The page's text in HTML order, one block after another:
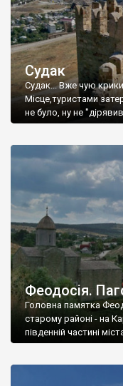
Судак
Судак... Вже чую
Місце,туристами
не було, ну не
Феодосія.
Головна памятка
старому районі - на
південній частині